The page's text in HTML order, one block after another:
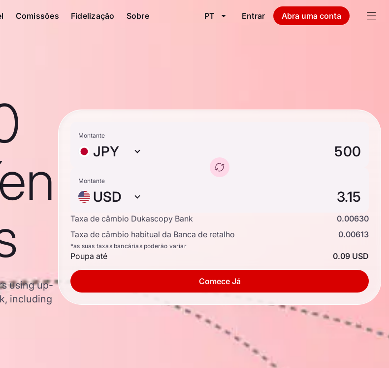
Comissões Fidelização Sobre PT Entrar Abra uma conta
using up-
including
Montante
JPY
Montante
USD
Taxa de câmbio Dukascopy Bank
0.00630
Taxa de câmbio habitual da Banca de retalho
0.00613
*as suas taxas bancárias poderão variar
Poupa até 0.09 USD
Comece Já